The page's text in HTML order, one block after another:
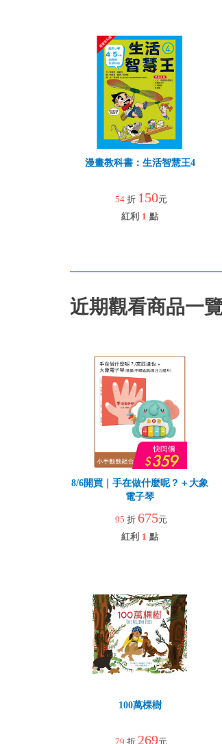
漫畫教科書：生活智慧王4
54 折 150元
紅利 1 點
近期觀看商品一
8/6開買｜手在做什麼呢？＋大象
電子琴
95 折 675元
紅利 1 點
100萬棵樹
79 折 269元